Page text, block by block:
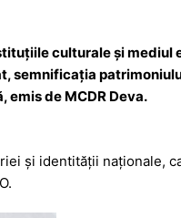
culturale și mediul
semnificația
de MCDR Deva.
și identității naționale,